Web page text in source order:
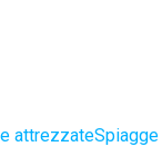
attrezzate